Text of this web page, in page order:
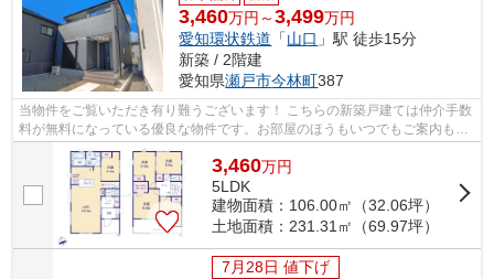
3,460万円～3,499万円
愛知環状鉄道 「山口 」駅 徒歩15分
新築 / 2階建
愛知県瀬戸市今林町387
当物件をご覧いただき有り難うございます！ こちらの新築戸建ては仲介手数
料が無料になっている優良な物件です。お部屋のほうもいつでもご案内もさ
せて頂きますのでお気軽にお問合せ下...
3,460万円
5LDK
建物面積：106.00㎡（32.06坪）
土地面積：231.31㎡（69.97坪）
7月28日 値下げ